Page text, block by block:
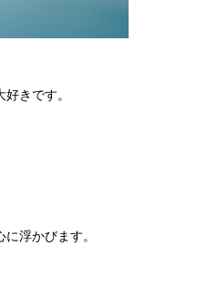
きです。
浮かびます。